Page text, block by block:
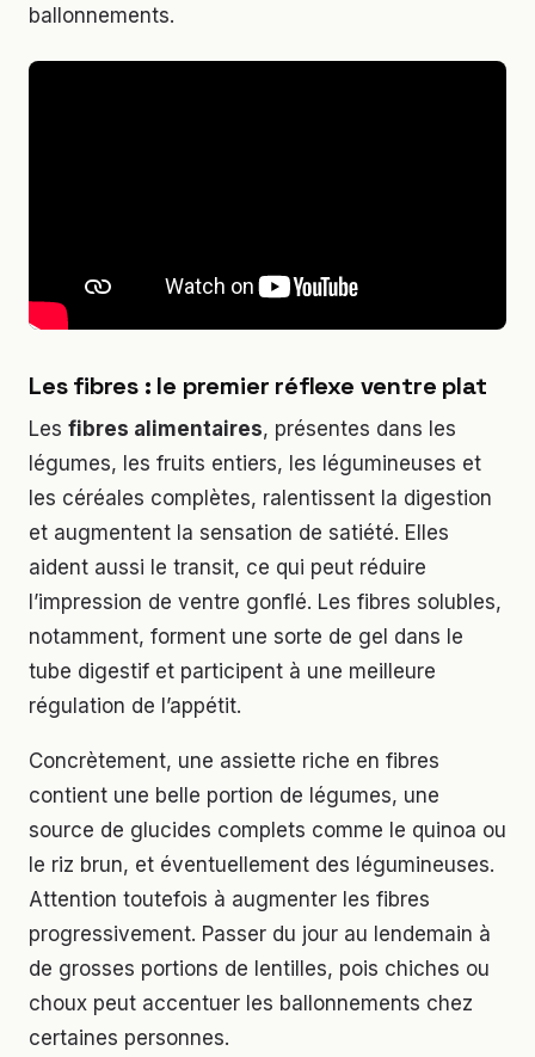
ballonnements.
Les fibres : le premier réflexe ventre plat
Les fibres alimentaires, présentes dans les
légumes, les fruits entiers, les légumineuses et
les céréales complètes, ralentissent la digestion
et augmentent la sensation de satiété. Elles
aident aussi le transit, ce qui peut réduire
l’impression de ventre gonflé. Les fibres solubles,
notamment, forment une sorte de gel dans le
tube digestif et participent à une meilleure
régulation de l’appétit.
Concrètement, une assiette riche en fibres
contient une belle portion de légumes, une
source de glucides complets comme le quinoa ou
le riz brun, et éventuellement des légumineuses.
Attention toutefois à augmenter les fibres
progressivement. Passer du jour au lendemain à
de grosses portions de lentilles, pois chiches ou
choux peut accentuer les ballonnements chez
certaines personnes.